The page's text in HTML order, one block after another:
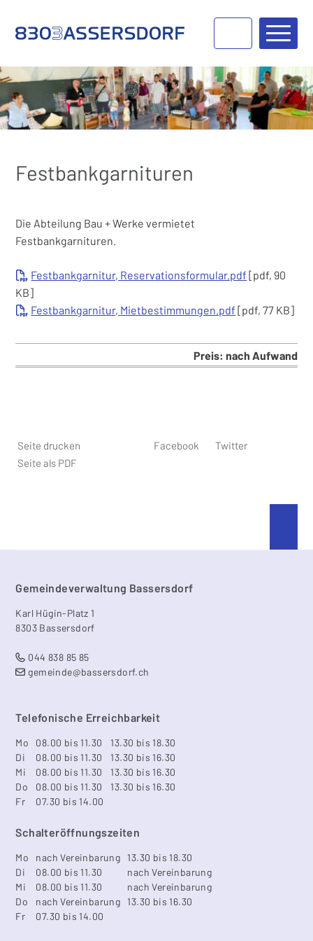
Navigieren in Bassersdorf
Festbankgarnituren
Die Abteilung Bau + Werke vermietet
Festbankgarnituren.
Festbankgarnitur, Reservationsformular.pdf [pdf, 90
KB]
Festbankgarnitur, Mietbestimmungen.pdf [pdf, 77 KB]
Preis: nach Aufwand
Seite drucken
Seite als PDF
Facebook Twitter
Footer
Gemeindeverwaltung Bassersdorf
Karl Hügin-Platz 1
8303 Bassersdorf
044 838 85 85
gemeinde@bassersdorf.ch
Telefonische Erreichbarkeit
Mo 08.00 bis 11.30
13.30 bis 18.30
Di
08.00 bis 11.30
13.30 bis 16.30
Mi
08.00 bis 11.30
13.30 bis 16.30
Do
08.00 bis 11.30
13.30 bis 16.30
Fr
07.30 bis 14.00
Schalteröffnungszeiten
Mo nach Vereinbarung
13.30 bis 18.30
Di
08.00 bis 11.30
nach Vereinbarung
Mi
08.00 bis 11.30
nach Vereinbarung
Do
nach Vereinbarung
13.30 bis 16.30
Fr
07.30 bis 14.00